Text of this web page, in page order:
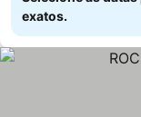
exatos.